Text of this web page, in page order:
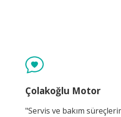
Çolakoğlu Motor
"Servis ve bakım